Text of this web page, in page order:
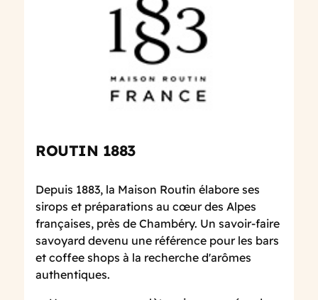
ROUTIN 1883
Depuis 1883, la Maison Routin élabore ses
sirops et préparations au cœur des Alpes
françaises, près de Chambéry. Un savoir-faire
savoyard devenu une référence pour les bars
et coffee shops à la recherche d'arômes
authentiques.